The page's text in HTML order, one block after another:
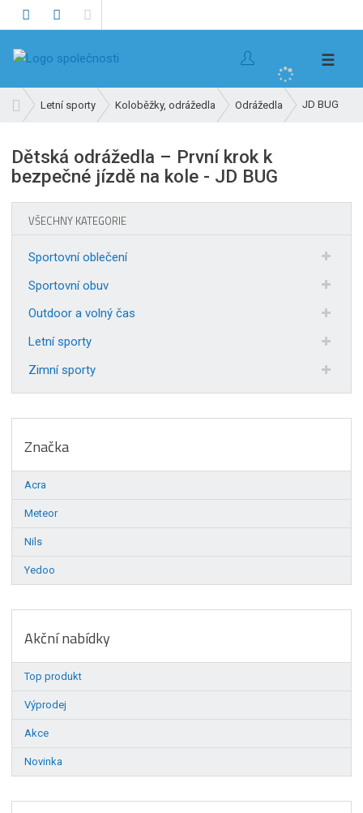
h
d
a
t
☰
v
d
n
Letní sporty Koloběžky, odrážedla Odrážedla JD BUG
Dětská odrážedla – První krok k
bezpečné jízdě na kole - JD BUG
VŠECHNY KATEGORIE
Sportovní oblečení
Sportovní obuv
Outdoor a volný čas
Letní sporty
Zimní sporty
Značka
Acra
Meteor
Nils
Yedoo
Akční nabídky
Top produkt
Výprodej
Akce
Novinka